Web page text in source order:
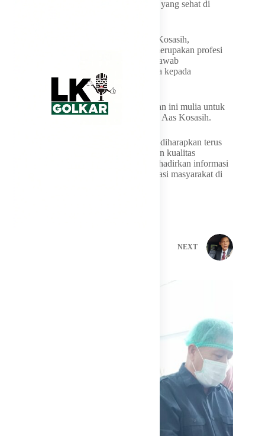
bagian dari penguatan ekosistem informasi yang sehat di
Dewan Redaksi Harian Garut News, Aas Kosasih,
menyampaikan bahwa profesi wartawan merupakan profesi
yang mulia karena mengemban tanggung jawab
menyampaikan informasi berdasarkan fakta kepada
“Maka dari itu, InsyaAllah profesi wartawan ini mulia untuk
menyebarluaskan tentang kebenaran,” kata Aas Kosasih.
Memasuki usia ke-13, Harian Garut News diharapkan terus
menjaga profesionalisme, independensi, dan kualitas
jurnalistik sebagai bagian dari upaya menghadirkan informasi
yang mencerdaskan serta memperkuat literasi masyarakat di
NEXT